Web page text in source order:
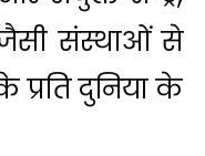
संस्थाओं से
प्रति दुनिया के